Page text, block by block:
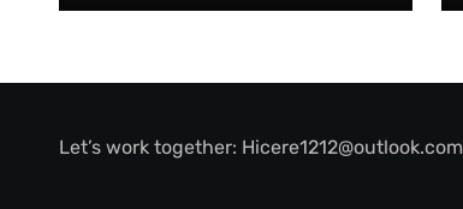
Let’s work together: Hicere1212@outlook.com